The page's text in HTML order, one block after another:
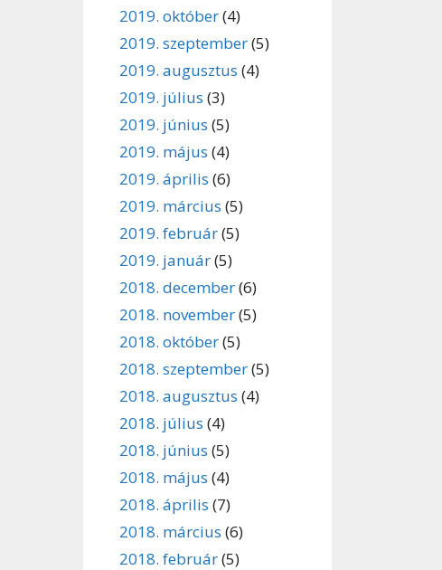
2019. október(4)
2019. szeptember(5)
2019. augusztus (4)
2019. július (3)
2019. június (5)
2019. május (4)
2019. április (6)
2019. március (5)
2019. február(5)
2019. január(5)
2018. december(6)
2018. november(5)
2018. október(5)
2018. szeptember(5)
2018. augusztus (4)
2018. július (4)
2018. június (5)
2018. május (4)
2018. április (7)
2018. március (6)
2018. február(5)